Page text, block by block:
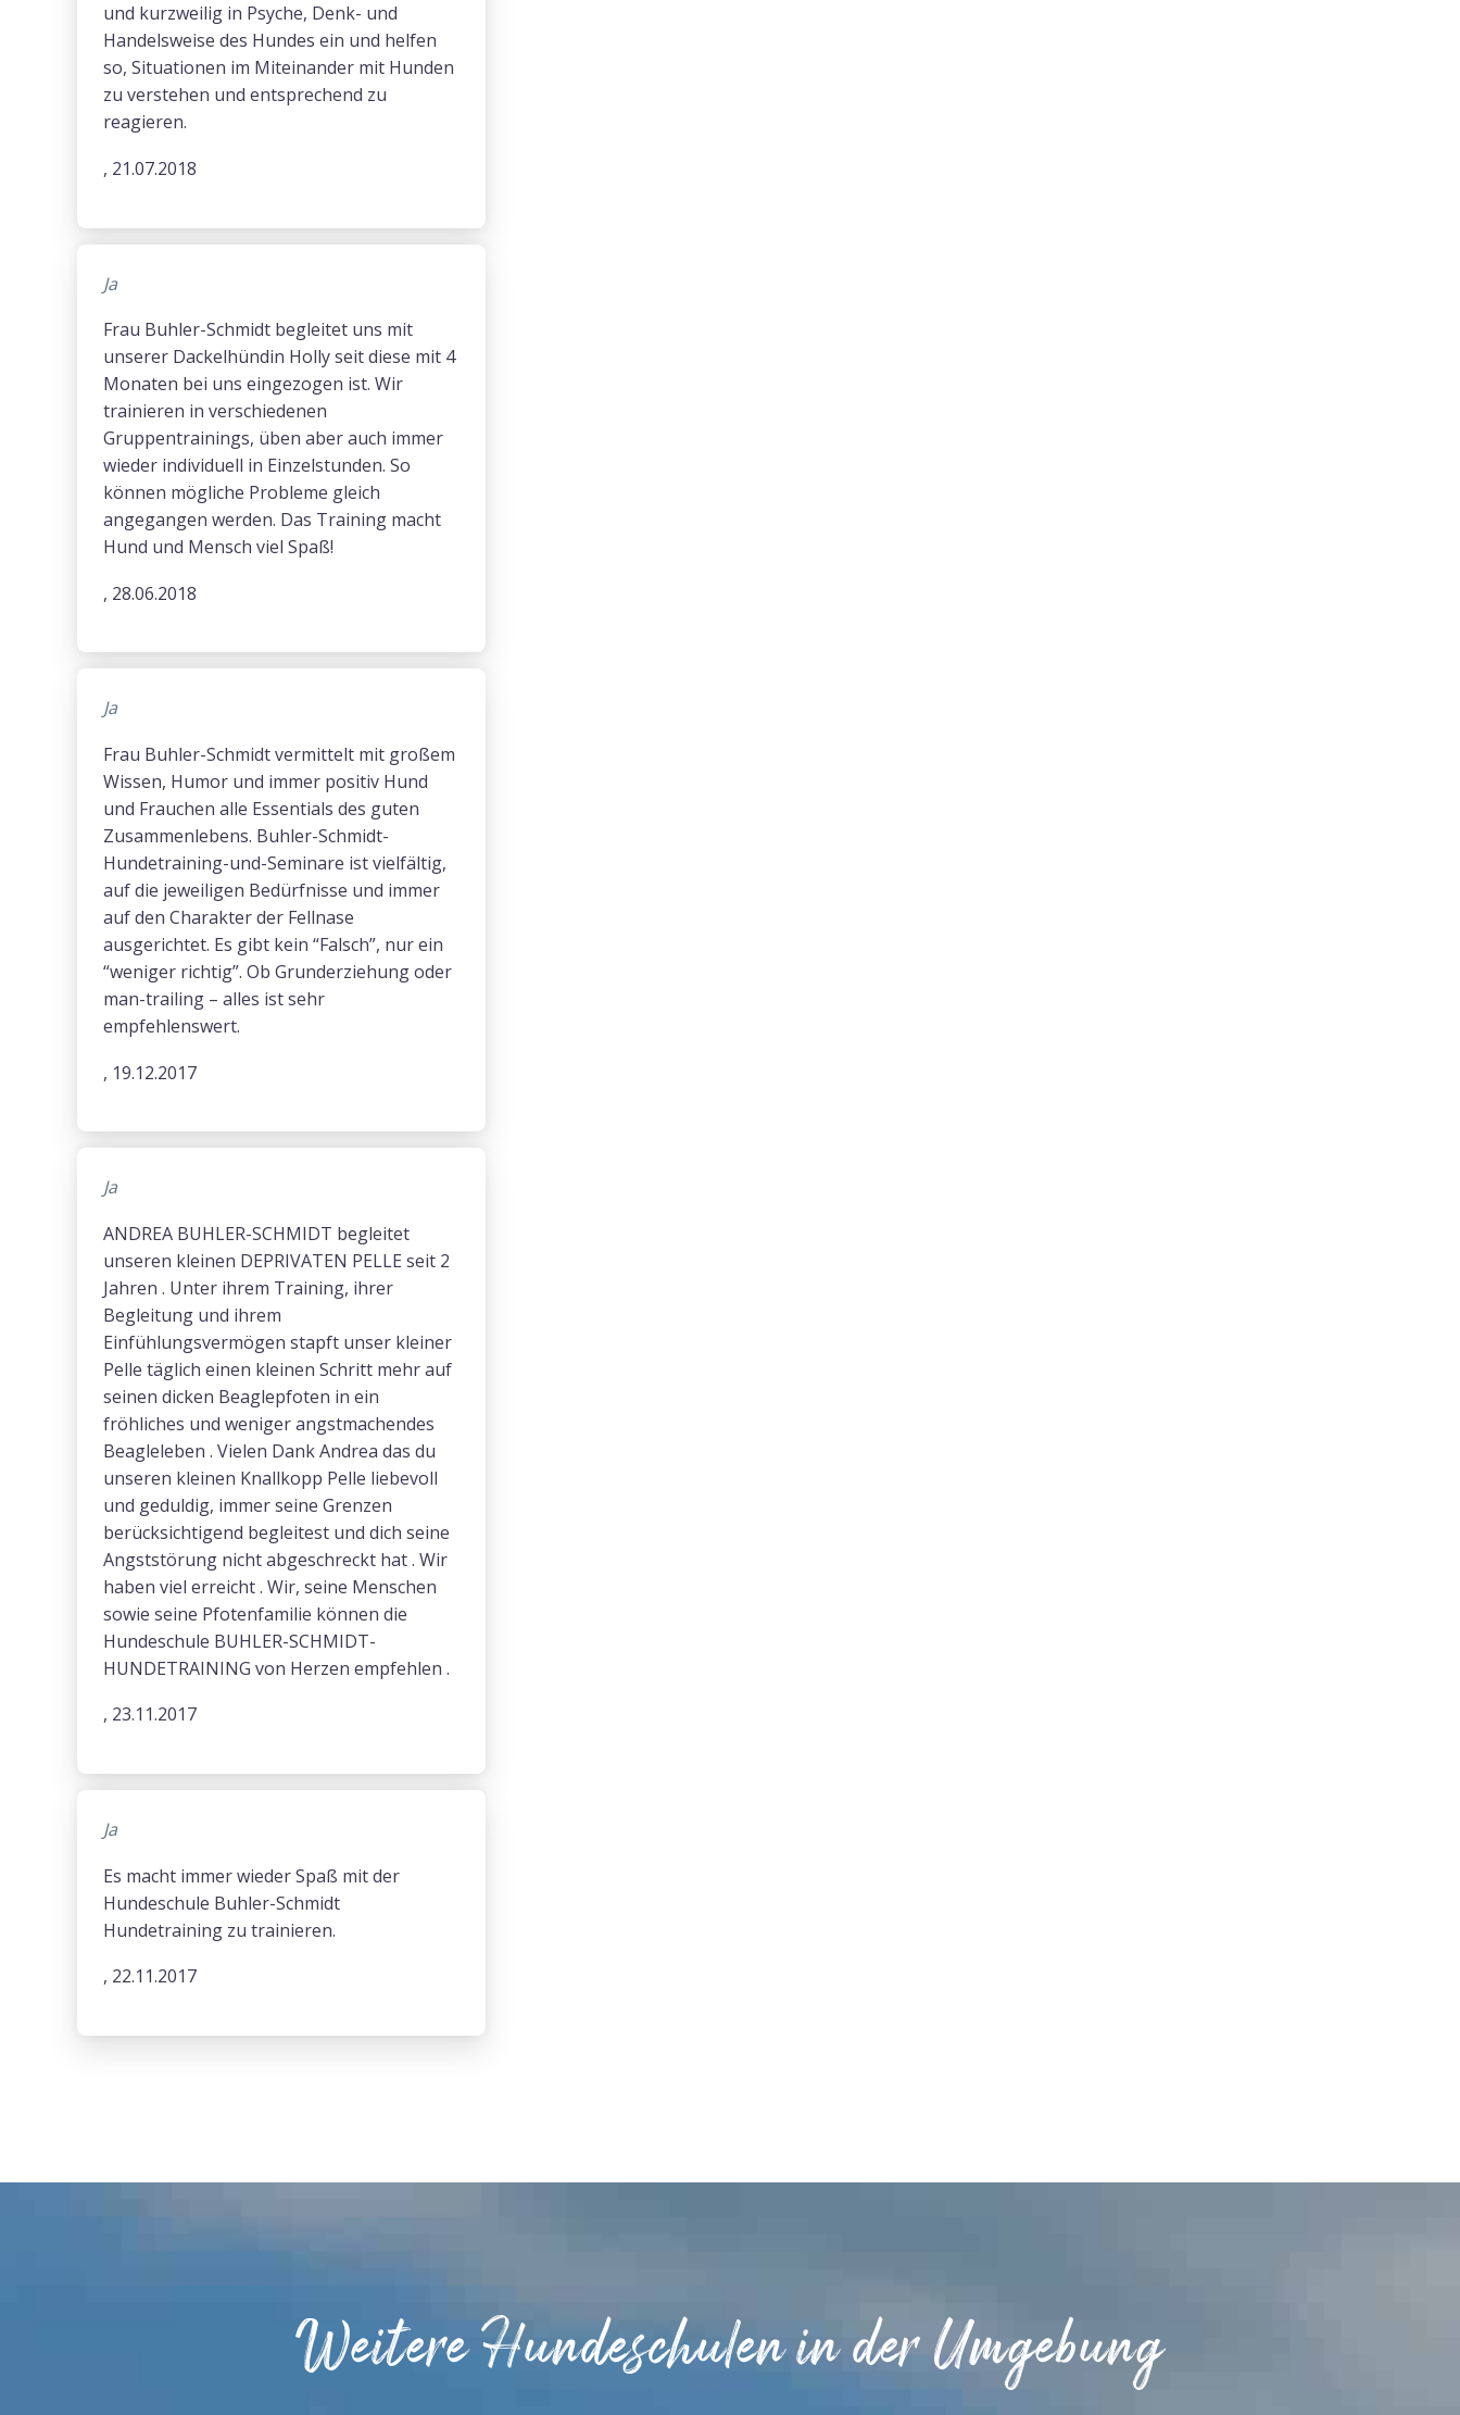
und kurzweilig in Psyche, Denk- und
Handelsweise des Hundes ein und helfen
so, Situationen im Miteinander mit Hunden
zu verstehen und entsprechend zu
reagieren.
, 21.07.2018
Ja
Frau Buhler-Schmidt begleitet uns mit
unserer Dackelhündin Holly seit diese mit 4
Monaten bei uns eingezogen ist. Wir
trainieren in verschiedenen
Gruppentrainings, üben aber auch immer
wieder individuell in Einzelstunden. So
können mögliche Probleme gleich
angegangen werden. Das Training macht
Hund und Mensch viel Spaß!
, 28.06.2018
Ja
Frau Buhler-Schmidt vermittelt mit großem
Wissen, Humor und immer positiv Hund
und Frauchen alle Essentials des guten
Zusammenlebens. Buhler-Schmidt-
Hundetraining-und-Seminare ist vielfältig,
auf die jeweiligen Bedürfnisse und immer
auf den Charakter der Fellnase
ausgerichtet. Es gibt kein “Falsch”, nur ein
“weniger richtig”. Ob Grunderziehung oder
man-trailing – alles ist sehr
empfehlenswert.
, 19.12.2017
Ja
ANDREA BUHLER-SCHMIDT begleitet
unseren kleinen DEPRIVATEN PELLE seit 2
Jahren . Unter ihrem Training, ihrer
Begleitung und ihrem
Einfühlungsvermögen stapft unser kleiner
Pelle täglich einen kleinen Schritt mehr auf
seinen dicken Beaglepfoten in ein
fröhliches und weniger angstmachendes
Beagleleben . Vielen Dank Andrea das du
unseren kleinen Knallkopp Pelle liebevoll
und geduldig, immer seine Grenzen
berücksichtigend begleitest und dich seine
Angststörung nicht abgeschreckt hat . Wir
haben viel erreicht . Wir, seine Menschen
sowie seine Pfotenfamilie können die
Hundeschule BUHLER-SCHMIDT-
HUNDETRAINING von Herzen empfehlen .
, 23.11.2017
Ja
Es macht immer wieder Spaß mit der
Hundeschule Buhler-Schmidt
Hundetraining zu trainieren.
, 22.11.2017
Weitere Hundeschulen in der Umgebung